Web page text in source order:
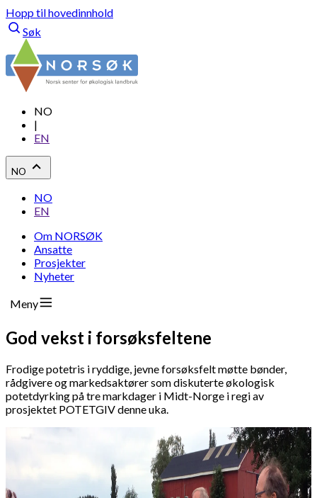
Hopp til hovedinnhold
Søk
NO
|
EN
NO
NO
EN
Om NORSØK
Ansatte
Prosjekter
Nyheter
Meny
God vekst i forsøksfeltene
Frodige potetris i ryddige, jevne forsøksfelt møtte bønder,
rådgivere og markedsaktører som diskuterte økologisk
potetdyrking på tre markdager i Midt-Norge i regi av
prosjektet POTETGIV denne uka.